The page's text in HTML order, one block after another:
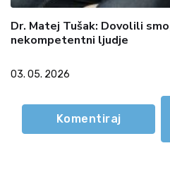
Dr. Matej Tušak: Dovolili
nekompetentni ljudje
03. 05. 2026
Komentiraj